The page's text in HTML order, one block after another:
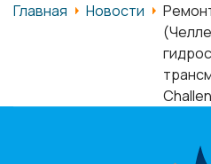
Главная Новости